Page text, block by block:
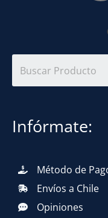
Infórmate:
Método de
Envíos a Chile
Opiniones